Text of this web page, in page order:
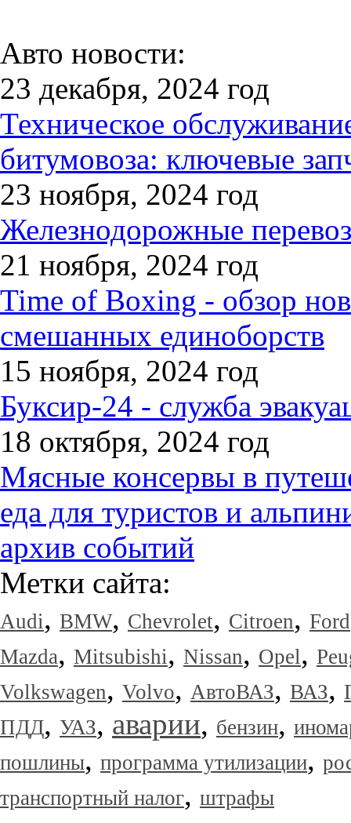
Авто новости:
23 декабря, 2024 год
Техническое
битумовоза: ключевые
23 ноября, 2024 год
Железнодорожные
21 ноября, 2024 год
Time of Boxing - обзор
смешанных единоборств
15 ноября, 2024 год
Буксир-24 - служба
18 октября, 2024 год
Мясные консервы в
еда для туристов и
архив событий
Метки сайта:
Audi, BMW, Chevrolet, Citroen, Ford
Mazda, Mitsubishi, Nissan, Opel,
Volkswagen, Volvo, АвтоВАЗ, ВАЗ,
ПДД, УАЗ, аварии, бензин,
пошлины, программа утилизации,
транспортный налог, штрафы